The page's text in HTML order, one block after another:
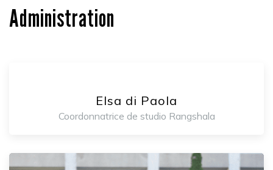
Administration
Elsa di Paola
Coordonnatrice de studio Rangshala